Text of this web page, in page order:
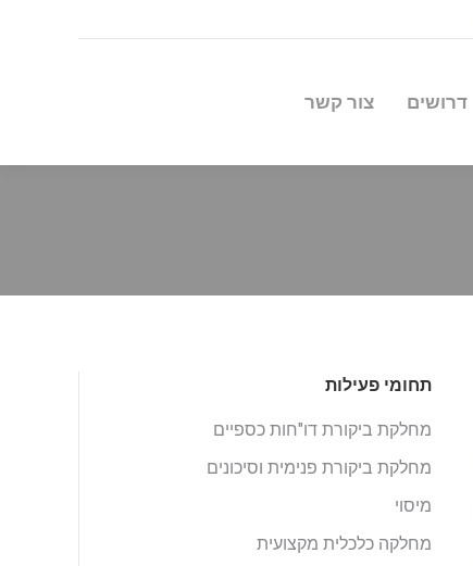
דרושים צור קשר
תחומי פעילות
מחלקת ביקורת דו"חות כספיים
מחלקת ביקורת פנימית וסיכונים
מיסוי
מחלקה כלכלית מקצועית